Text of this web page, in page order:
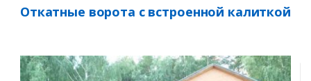
Откатные ворота с встроенной калиткой